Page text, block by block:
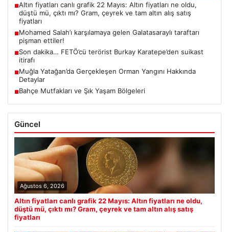
■Altın fiyatları canlı grafik 22 Mayıs: Altın fiyatları ne oldu,
düştü mü, çıktı mı? Gram, çeyrek ve tam altın alış satış
fiyatları
■Mohamed Salah’ı karşılamaya gelen Galatasaraylı taraftarı
pişman ettiler!
■Son dakika… FETÖ’cü terörist Burkay Karatepe’den suikast
itirafı
■Muğla Yatağan’da Gerçekleşen Orman Yangını Hakkında
Detaylar
■Bahçe Mutfakları ve Şık Yaşam Bölgeleri
Güncel
Ağustos 6, 2026
Altın fiyatları canlı grafik 22 Mayıs: Altın fiyatları ne oldu,
düştü mü, çıktı mı? Gram, çeyrek ve tam altın alış satış
fiyatları